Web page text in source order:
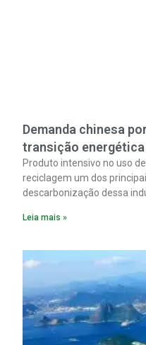
Demanda chinesa
transição energética
Produto intensivo no uso
reciclagem um dos
descarbonização dessa
material. A produção de
insumo, a sucata, devido,
pela matéria-prima.
Leia mais »